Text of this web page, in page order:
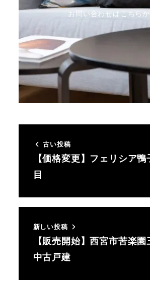
お問い合わせはこちら
古い投稿
【価格変更】フェリシア鴨
目
新しい投稿
【販売開始】西宮市苦楽
中古戸建